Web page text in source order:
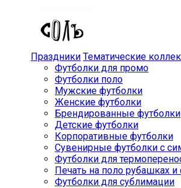
Праздники Тематические
Футболки для промо
Футболки поло
Мужские футболки
Женские футболки
Брендированные футболки
Детские футболки
Корпоративные футболки
Сувенирные футболки с
Футболки для
Печать на поло рубашках и
Футболки для сублимации